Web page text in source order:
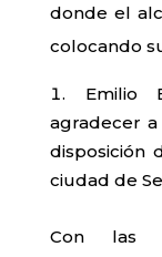
donde el
colocando
Emilio
agradecer
disposición
ciudad de
Con las